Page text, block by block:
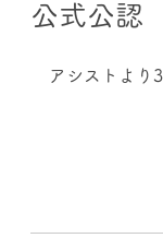
公式公認
アシストより